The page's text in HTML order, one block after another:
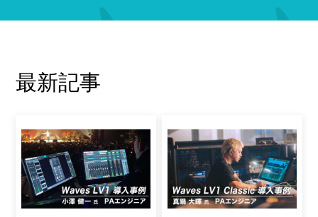
最新記事